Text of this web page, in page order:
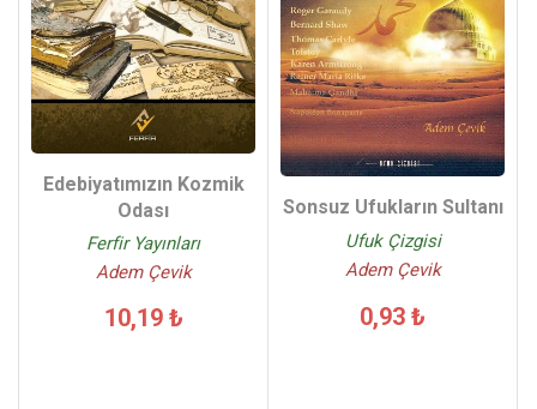
Edebiyatımızın Kozmik
Odası
Ferfir Yayınları
Adem Çevik
10,19 ₺
Sonsuz Ufukların Sultanı
Ufuk Çizgisi
Adem Çevik
0,93 ₺